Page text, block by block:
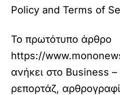
Policy and Terms of
Το πρωτότυπο άρθρο
https://
ανήκει στο Business –
ρεπορτάζ,